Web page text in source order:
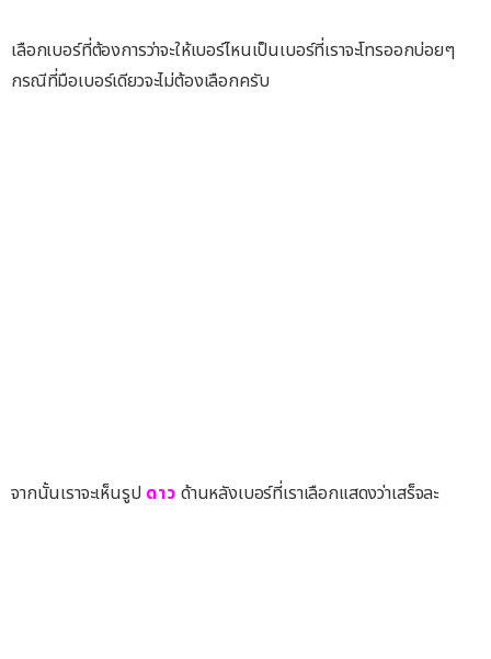
เลือกเบอร์ที่ต้องการว่าจะให้เบอร์ไหนเป็นเบอร์ที่เราจะโทรออกบ่อยๆ
กรณีที่มือเบอร์เดียวจะไม่ต้องเลือกครับ
จากนั้นเราจะเห็นรูป ดาวด้านหลังเบอร์ที่เราเลือกแสดงว่าเสร็จละ